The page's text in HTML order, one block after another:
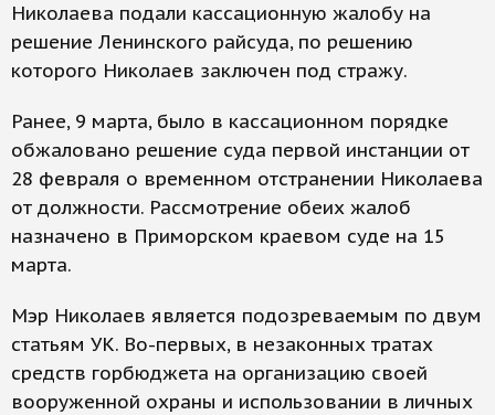
Николаева подали кассационную жалобу на
решение Ленинского райсуда, по решению
которого Николаев заключен под стражу.
Ранее, 9 марта, было в кассационном порядке
обжаловано решение суда первой инстанции от
28 февраля о временном отстранении Николаева
от должности. Рассмотрение обеих жалоб
назначено в Приморском краевом суде на 15
марта.
Мэр Николаев является подозреваемым по двум
статьям УК. Во-первых, в незаконных тратах
средств горбюджета на организацию своей
вооруженной охраны и использовании в личных